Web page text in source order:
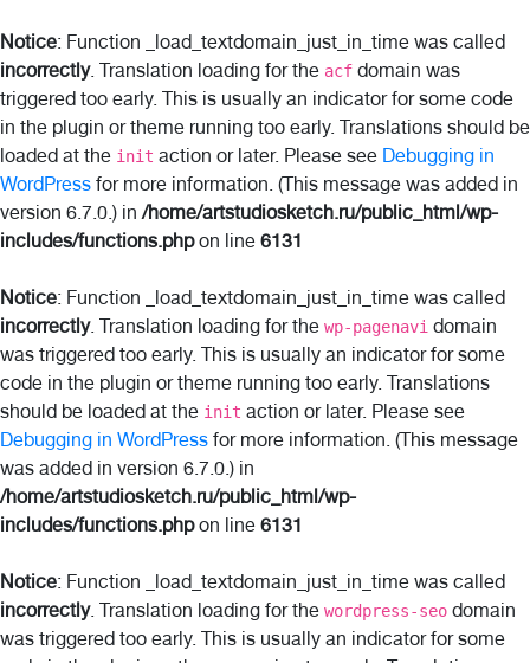
Notice: Function _load_textdomain_just_in_time was called
incorrectly. Translation loading for the acf domain was
triggered too early. This is usually an indicator for some code
in the plugin or theme running too early. Translations should be
loaded at the init action or later. Please see Debugging in
WordPress for more information. (This message was added in
version 6.7.0.) in/home/artstudiosketch.ru/public_html/wp-
includes/functions.phpon line 6131
Notice: Function _load_textdomain_just_in_time was called
incorrectly. Translation loading for the wp-pagenavi domain
was triggered too early. This is usually an indicator for some
code in the plugin or theme running too early. Translations
should be loaded at the init action or later. Please see
Debugging in WordPress for more information. (This message
was added in version 6.7.0.) in
/home/artstudiosketch.ru/public_html/wp-
includes/functions.phpon line 6131
Notice: Function _load_textdomain_just_in_time was called
incorrectly. Translation loading for the wordpress-seo domain
was triggered too early. This is usually an indicator for some